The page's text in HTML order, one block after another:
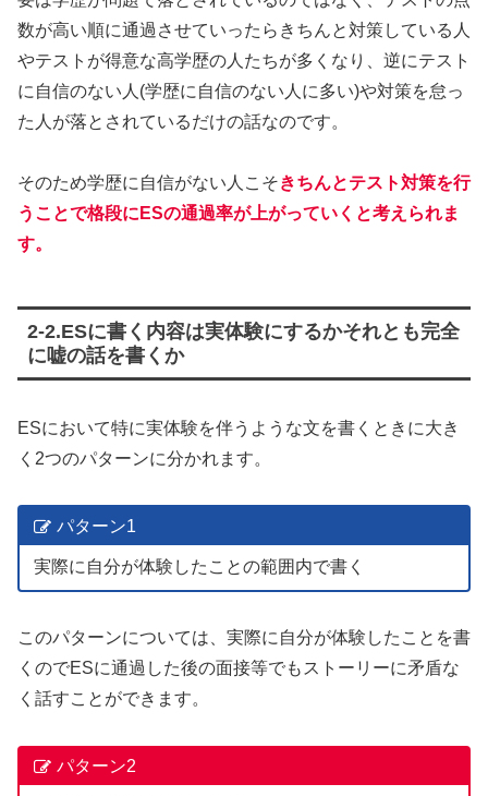
数が高い順に通過させていったらきちんと対策している人
やテストが得意な高学歴の人たちが多くなり、逆にテスト
に自信のない人(学歴に自信のない人に多い)や対策を怠っ
た人が落とされているだけの話なのです。
そのため学歴に自信がない人こそきちんとテスト対策を行
うことで格段にESの通過率が上がっていくと考えられま
す。
2-2.ESに書く内容は実体験にするかそれとも完全
に嘘の話を書くか
ESにおいて特に実体験を伴うような文を書くときに大き
く2つのパターンに分かれます。
パターン1
実際に自分が体験したことの範囲内で書く
このパターンについては、実際に自分が体験したことを書
くのでESに通過した後の面接等でもストーリーに矛盾な
く話すことができます。
パターン2